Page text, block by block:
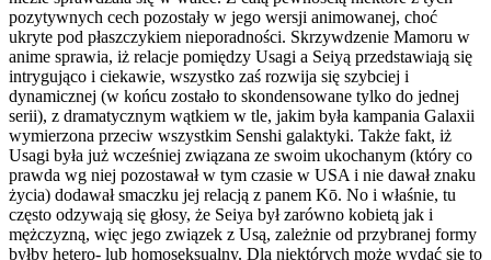
pozytywnych cech pozostały w jego wersji animowanej, choć
ukryte pod płaszczykiem nieporadności. Skrzywdzenie Mamoru w
anime sprawia, iż relacje pomiędzy Usagi a Seiyą przedstawiają się
intrygująco i ciekawie, wszystko zaś rozwija się szybciej i
dynamicznej (w końcu zostało to skondensowane tylko do jednej
serii), z dramatycznym wątkiem w tle, jakim była kampania Galaxii
wymierzona przeciw wszystkim Senshi galaktyki. Także fakt, iż
Usagi była już wcześniej związana ze swoim ukochanym (który co
prawda wg niej pozostawał w tym czasie w USA i nie dawał znaku
życia) dodawał smaczku jej relacją z panem Kō. No i właśnie, tu
często odzywają się głosy, że Seiya był zarówno kobietą jak i
mężczyzną, więc jego związek z Usą, zależnie od przybranej formy
byłby hetero- lub homoseksualny. Dla niektórych może wydać się to